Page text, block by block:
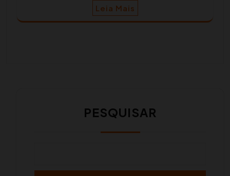
Leia Mais
PESQUISAR